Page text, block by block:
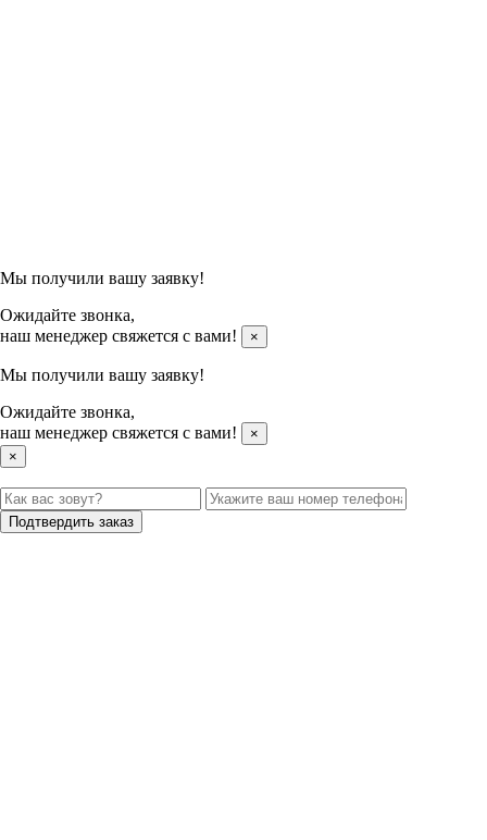
Мы получили вашу заявку!
Ожидайте звонка,
наш менеджер свяжется с вами!
×
Мы получили вашу заявку!
Ожидайте звонка,
наш менеджер свяжется с вами!
×
×
Подтвердить заказ